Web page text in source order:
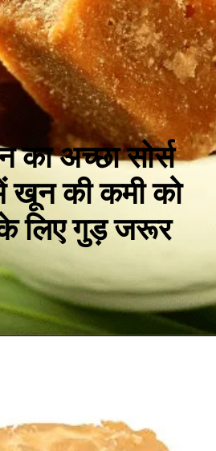
अच्छा सोर्स
खून की कमी को
लिए गुड़ जरूर